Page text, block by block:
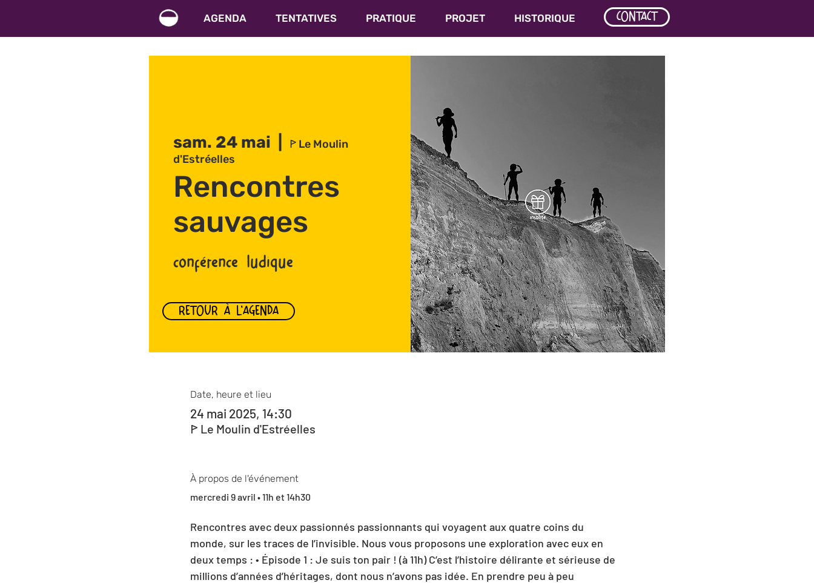
AGENDA TENTATIVES PRATIQUE PROJET HISTORIQUE CONTACT
sam. 24 mai
ꚰ Le Moulin
d'Estréelles
Rencontres
sauvages
conférence ludique
Date, heure et lieu
24 mai 2025, 14:30
ꚰ Le Moulin d'Estréelles
À propos de l'événement
mercredi 9 avril • 11h et 14h30
Rencontres avec deux passionnés passionnants qui voyagent aux quatre coins du
monde, sur les traces de l’invisible. Nous vous proposons une exploration avec eux en
deux temps : • Épisode 1 : Je suis ton pair ! (à 11h) C’est l’histoire délirante et sérieuse de
millions d’années d’héritages, dont nous n’avons pas idée. En prendre peu à peu
RETOUR À L'AGENDA